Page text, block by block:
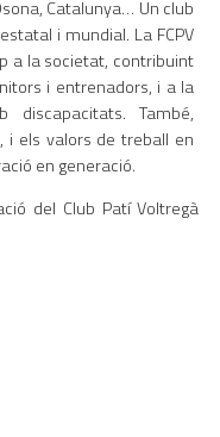
Catalunya… Un club
i mundial. La FCPV
a la societat, contribuint
i entrenadors, i a la
També,
i els valors de treball en
en generació.
del Club Patí Voltregà